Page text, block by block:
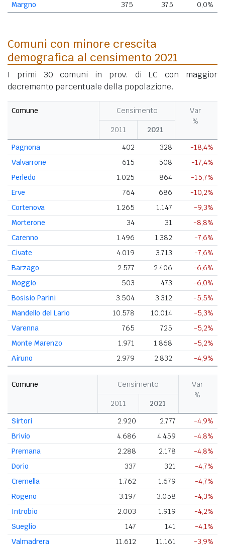
Margno 375 375 0,0%
Comuni con minore crescita
demografica al censimento 2021
I primi 30 comuni in prov. di LC con maggior
decremento percentuale della popolazione.
Comune Censimento
Var
%
2011
2021
Pagnona
402 328
-18,4%
Valvarrone
615 508
-17,4%
Perledo
1.025 864
-15,7%
Erve
764 686
-10,2%
Cortenova
1.265 1.147
-9,3%
Morterone
34 31
-8,8%
Carenno
1.496 1.382
-7,6%
Civate
4.019 3.713
-7,6%
Barzago
2.577 2.406
-6,6%
Moggio
503 473
-6,0%
Bosisio Parini
3.504 3.312
-5,5%
Mandello del Lario
10.578 10.014
-5,3%
Varenna
765 725
-5,2%
Monte Marenzo
1.971 1.868
-5,2%
Airuno
2.979 2.832 -4,9%
Comune Censimento
Var
%
2011
2021
Sirtori
2.920 2.777
-4,9%
Brivio
4.686 4.459
-4,8%
Premana
2.288 2.178
-4,8%
Dorio
337 321
-4,7%
Cremella
1.762 1.679
-4,7%
Rogeno
3.197 3.058
-4,3%
Introbio
2.003 1.919
-4,2%
Sueglio
147 141
-4,1%
Valmadrera
11.612 11.161
-3,9%